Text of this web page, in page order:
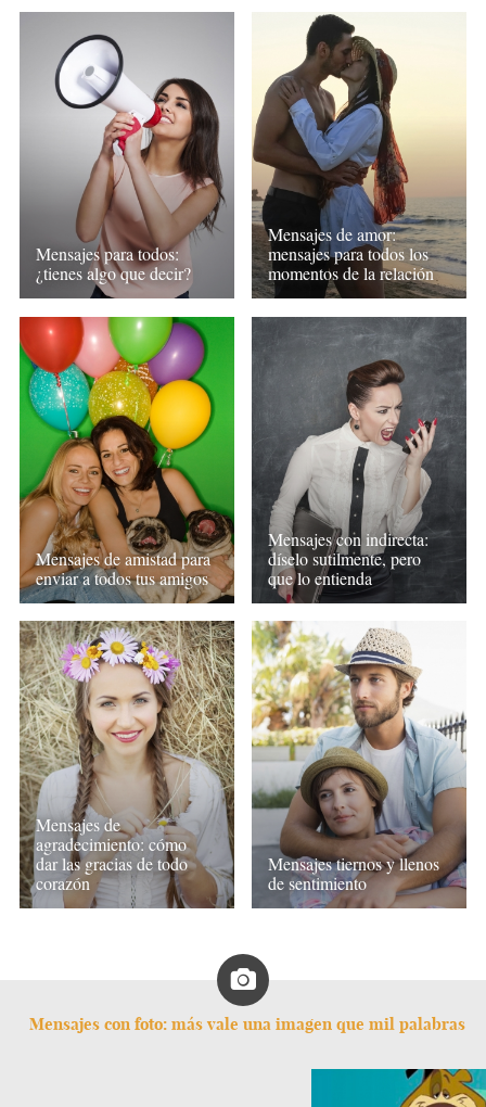
Mensajes para todos:
¿tienes algo que decir?
Mensajes de amor:
mensajes para todos los
momentos de la relación
Mensajes de amistad para
enviar a todos tus amigos
Mensajes con indirecta:
díselo sutilmente, pero
que lo entienda
Mensajes de
agradecimiento: cómo
dar las gracias de todo
corazón
Mensajes tiernos y llenos
de sentimiento
Mensajes con foto: más vale una imagen que mil palabras